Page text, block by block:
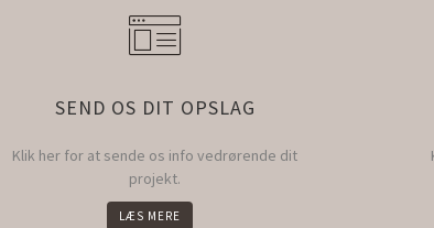
SEND OS DIT OPSLAG
Klik her for at sende os info vedrørende dit
projekt.
LÆS MERE